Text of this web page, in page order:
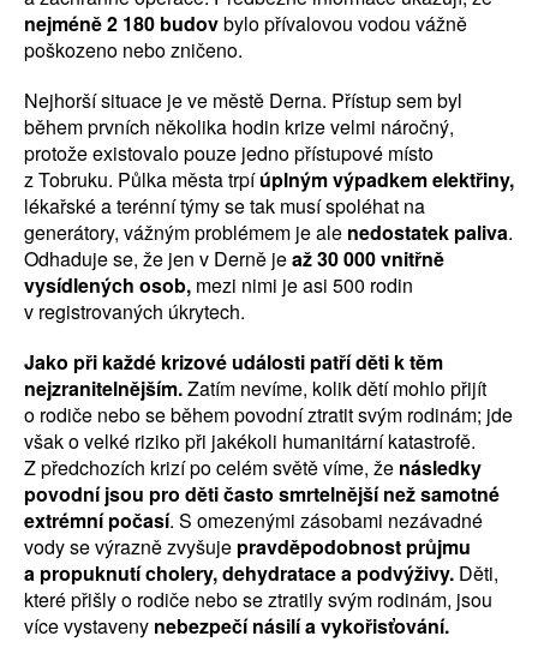
nejméně 2 180 budovbylo přívalovou vodou vážně
poškozeno nebo zničeno.
Nejhorší situace je ve městě Derna. Přístup sem byl
během prvních několika hodin krize velmi náročný,
protože existovalo pouze jedno přístupové místo
z Tobruku. Půlka města trpíúplným výpadkem elektřiny,
lékařské a terénní týmy se tak musí spoléhat na
generátory, vážným problémem je ale nedostatek paliva.
Odhaduje se, že jen v Derně jeaž 30 000 vnitřně
vysídlených osob, mezi nimi je asi 500 rodin
v registrovaných úkrytech.
Jako při každé krizové události patří děti k těm
nejzranitelnějším.Zatím nevíme, kolik dětí mohlo přijít
o rodiče nebo se během povodní ztratit svým rodinám; jde
však o velké riziko při jakékoli humanitární katastrofě.
Z předchozích krizí po celém světě víme, že následky
povodní jsou pro děti často smrtelnější než samotné
extrémní počasí. S omezenými zásobami nezávadné
vody se výrazně zvyšuje pravděpodobnost průjmu
a propuknutí cholery, dehydratace a podvýživy. Děti,
které přišly o rodiče nebo se ztratily svým rodinám, jsou
více vystaveny nebezpečí násilí a vykořisťování.